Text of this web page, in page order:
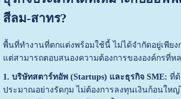
สีลม-สาทร?
พื้นที่ทำงานที่ตกแต่งพร้อมใช้นี้ ไม่ได้จำกัดอยู่เพีย
แต่สามารถตอบสนองความต้องการขององค์กรที่ห
1. บริษัทสตาร์ทอัพ (Startups) และธุรกิจ SME: ที่ต้
ประมาณอย่างรัดกุม ไม่ต้องการลงทุนเงินก้อนให